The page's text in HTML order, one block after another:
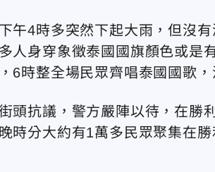
午4時多突然下起大雨，但沒
人身穿象徵泰國國旗顏色或是
6時整全場民眾齊唱泰國國歌，
頭抗議，警方嚴陣以待，在勝
時分大約有1萬多民眾聚集在